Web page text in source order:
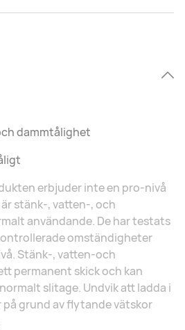
dammtålighet
erbjuder inte en pro-nivå
stänk-, vatten-, och
användande. De har testats
omständigheter
Stänk-, vatten-och
permanent skick och kan
slitage. Undvik att ladda i
grund av flytande vätskor